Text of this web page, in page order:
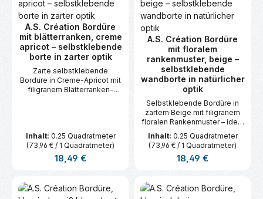
A.S. Création Bordüre
mit blätterranken, creme
apricot – selbstklebende
borte in zarter optik
Zarte selbstklebende
Bordüre in Creme-Apricot mit
filigranem Blätterranken-
Inhalt: 0.25 Quadratmeter
(73,96 € / 1 Quadratmeter)
Regulärer Preis:
18,49 €
A.S. Création Bordüre
mit floralem
rankenmuster, beige –
selbstklebende
wandborte in natürlicher
optik
Selbstklebende Bordüre in
zartem Beige mit filigranem
floralen Rankenmuster – ideal
Inhalt: 0.25 Quadratmeter
(73,96 € / 1 Quadratmeter)
Regulärer Preis:
18,49 €